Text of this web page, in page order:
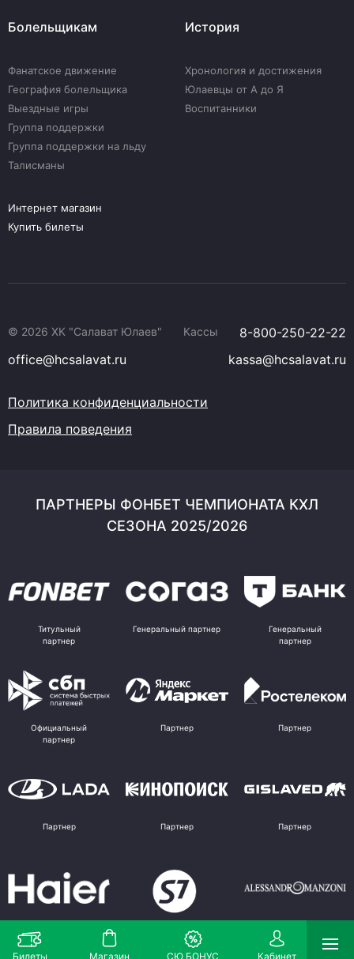
Билеты Магазин СЮ БОНУС Кабинет
Болельщикам
Фанатское движение
География болельщика
Выездные игры
Группа поддержки
Группа поддержки на льду
Талисманы
История
Хронология и достижения
Юлаевцы от А до Я
Воспитанники
Интернет магазин
Купить билеты
© 2026 ХК "Салават Юлаев" Кассы
8-800-250-22-22
office@hcsalavat.ru
kassa@hcsalavat.ru
Политика конфиденциальности
Правила поведения
ПАРТНЕРЫ ФОНБЕТ ЧЕМПИОНАТА КХЛ
СЕЗОНА 2025/2026
Титульный
партнер
Генеральный партнер
Генеральный
партнер
Официальный
партнер
Партнер Партнер
Партнер Партнер Партнер